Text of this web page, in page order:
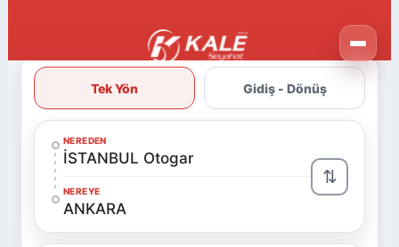
Tek Yön Gidiş - Dönüş
NEREDEN
İSTANBUL Otogar
NEREYE
ANKARA
⇅